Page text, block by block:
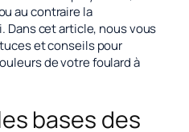
au contraire la
Dans cet article, nous vous
et conseils pour
de votre foulard à
bases des